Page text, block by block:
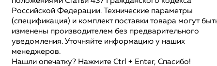
Российской Федерации. Технические параметры
(спецификация) и комплект поставки товара могут
изменены производителем без предварительного
уведомления. Уточняйте информацию у наших
менеджеров.
Нашли опечатку? Нажмите Ctrl + Enter, Спасибо!